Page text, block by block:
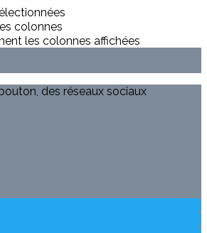
colonnes
les colonnes affichées
des réseaux sociaux